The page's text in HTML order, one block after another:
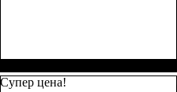
75х50х30
Супер цена!